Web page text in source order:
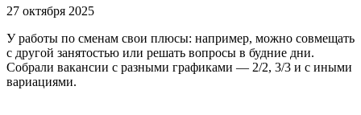
27 октября 2025
У работы по сменам свои плюсы: например, можно совмещать
с другой занятостью или решать вопросы в будние дни.
Собрали вакансии с разными графиками — 2/2, 3/3 и с иными
вариациями.